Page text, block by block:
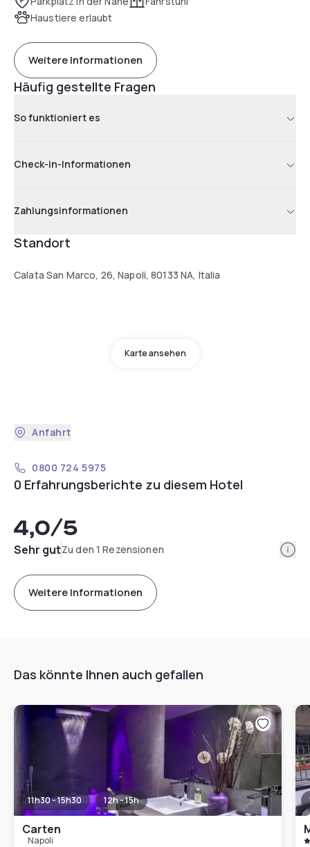
Haustiere erlaubt
Weitere Informationen
Häufig gestellte Fragen
So funktioniert es
Check-in-Informationen
Zahlungsinformationen
Standort
Calata San Marco, 26, Napoli, 80133 NA, Italia
Karte ansehen
Anfahrt
0800 724 5975
0 Erfahrungsberichte zu diesem Hotel
4,0/5
Sehr gutZu den 1 Rezensionen
Weitere Informationen
Das könnte Ihnen auch gefallen
11h30 - 15h30 12h - 15h
Carten
Napoli